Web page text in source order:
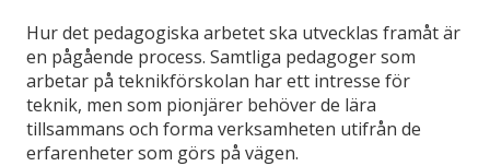
Hur det pedagogiska arbetet ska utvecklas framåt är
en pågående process. Samtliga pedagoger som
arbetar på teknikförskolan har ett intresse för
teknik, men som pionjärer behöver de lära
tillsammans och forma verksamheten utifrån de
erfarenheter som görs på vägen.